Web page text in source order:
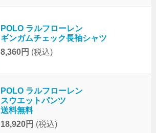
POLO ラルフローレン
ギンガムチェック長袖シャツ
8,360円 (税込)
POLO ラルフローレン
スウエットパンツ
送料無料
18,920円 (税込)